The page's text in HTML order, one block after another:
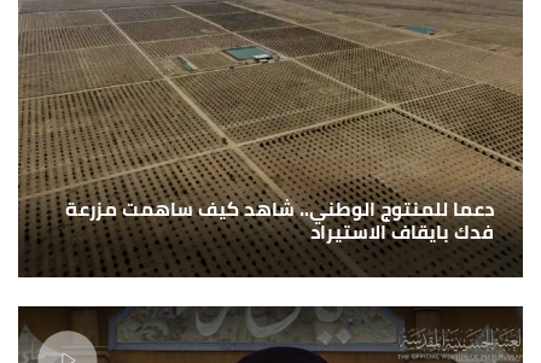
دعما للمنتوج الوطني.. شاهد كيف ساهمت مزرعة
فدك بايقاف الاستيراد